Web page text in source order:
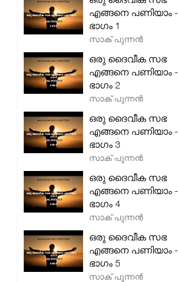
എങ്ങനെ പണിയാം -
ഭാഗം 1
സാക് പുന്നൻ
ഒരു ദൈവീക സഭ
എങ്ങനെ പണിയാം -
ഭാഗം 2
സാക് പുന്നൻ
ഒരു ദൈവീക സഭ
എങ്ങനെ പണിയാം -
ഭാഗം 3
സാക് പുന്നൻ
ഒരു ദൈവീക സഭ
എങ്ങനെ പണിയാം -
ഭാഗം 4
സാക് പുന്നൻ
ഒരു ദൈവീക സഭ
എങ്ങനെ പണിയാം -
ഭാഗം 5
സാക് പുന്നൻ